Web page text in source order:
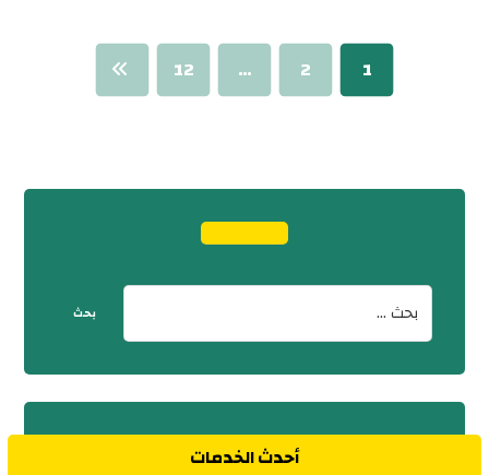
1
2
…
12
أحدث الخدمات